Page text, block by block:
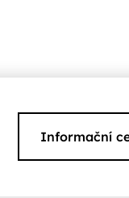
Informační